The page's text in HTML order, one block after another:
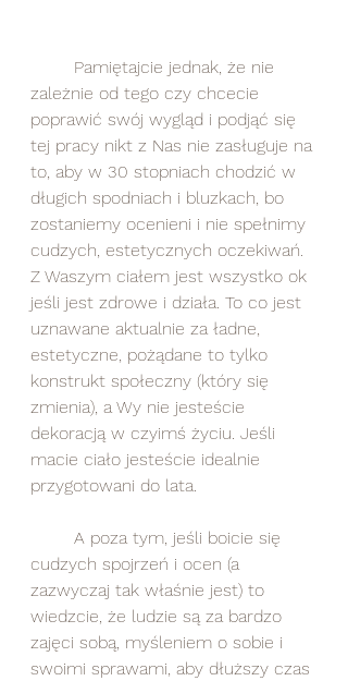
zależnie od tego czy chcecie
poprawić swój wygląd i podjąć się
tej pracy nikt z Nas nie zasługuje na
to, aby w 30 stopniach chodzić w
długich spodniach i bluzkach, bo
zostaniemy ocenieni i nie spełnimy
cudzych, estetycznych oczekiwań.
Z Waszym ciałem jest wszystko ok
jeśli jest zdrowe i działa. To co jest
uznawane aktualnie za ładne,
estetyczne, pożądane to tylko
konstrukt społeczny (który się
zmienia), a Wy nie jesteście
dekoracją w czyimś życiu. Jeśli
macie ciało jesteście idealnie
przygotowani do lata.
cudzych spojrzeń i ocen (a
zazwyczaj tak właśnie jest) to
wiedzcie, że ludzie są za bardzo
zajęci sobą, myśleniem o sobie i
swoimi sprawami, aby dłuższy czas